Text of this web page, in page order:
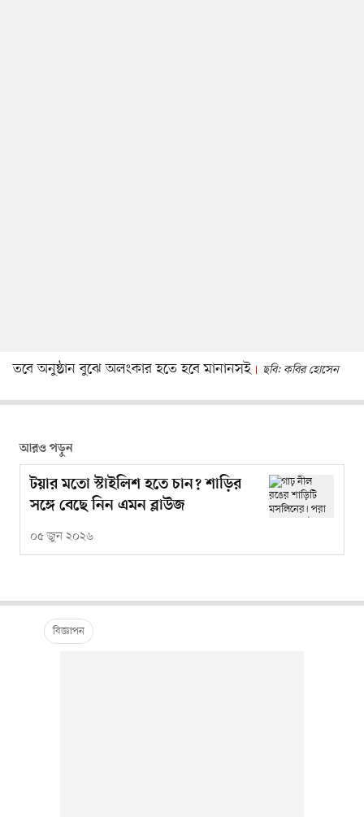
তবে অনুষ্ঠান বুঝে অলংকার হতে হবে মানানসই ছবি: কবির হোসেন
আরও পড়ুন
টয়ার মতো স্টাইলিশ হতে চান? শাড়ির
সঙ্গে বেছে নিন এমন ব্লাউজ
০৫ জুন ২০২৬